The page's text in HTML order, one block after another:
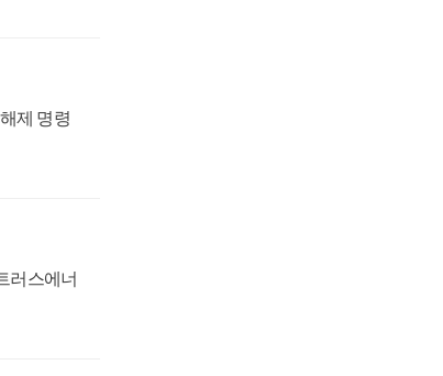
제 명령
러스에너